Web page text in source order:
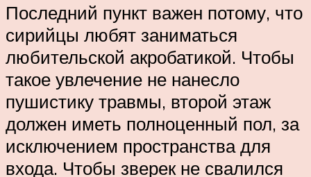
Последний пункт важен потому, что
сирийцы любят заниматься
любительской акробатикой. Чтобы
такое увлечение не нанесло
пушистику травмы, второй этаж
должен иметь полноценный пол, за
исключением пространства для
входа. Чтобы зверек не свалился